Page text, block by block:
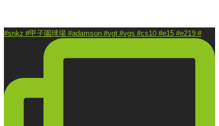
#snkz #甲子園球場 #adamson #vgt #vgs #cs10 #e15 #e219 #